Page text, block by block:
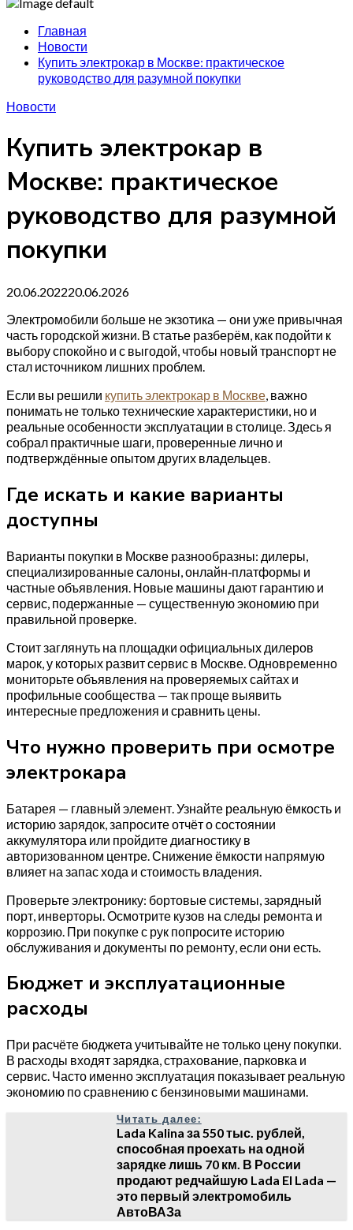
Главная
Новости
Купить электрокар в Москве: практическое
руководство для разумной покупки
Новости
Купить электрокар в
Москве: практическое
руководство для разумной
покупки
20.06.202220.06.2026
Электромобили больше не экзотика — они уже привычная
часть городской жизни. В статье разберём, как подойти к
выбору спокойно и с выгодой, чтобы новый транспорт не
стал источником лишних проблем.
Если вы решили купить электрокар в Москве, важно
понимать не только технические характеристики, но и
реальные особенности эксплуатации в столице. Здесь я
собрал практичные шаги, проверенные лично и
подтверждённые опытом других владельцев.
Где искать и какие варианты
доступны
Варианты покупки в Москве разнообразны: дилеры,
специализированные салоны, онлайн‑платформы и
частные объявления. Новые машины дают гарантию и
сервис, подержанные — существенную экономию при
правильной проверке.
Стоит заглянуть на площадки официальных дилеров
марок, у которых развит сервис в Москве. Одновременно
мониторьте объявления на проверяемых сайтах и
профильные сообщества — так проще выявить
интересные предложения и сравнить цены.
Что нужно проверить при осмотре
электрокара
Батарея — главный элемент. Узнайте реальную ёмкость и
историю зарядок, запросите отчёт о состоянии
аккумулятора или пройдите диагностику в
авторизованном центре. Снижение ёмкости напрямую
влияет на запас хода и стоимость владения.
Проверьте электронику: бортовые системы, зарядный
порт, инверторы. Осмотрите кузов на следы ремонта и
коррозию. При покупке с рук попросите историю
обслуживания и документы по ремонту, если они есть.
Бюджет и эксплуатационные
расходы
При расчёте бюджета учитывайте не только цену покупки.
В расходы входят зарядка, страхование, парковка и
сервис. Часто именно эксплуатация показывает реальную
экономию по сравнению с бензиновыми машинами.
Читать далее:
Lada Kalina за 550 тыс. рублей,
способная проехать на одной
зарядке лишь 70 км. В России
продают редчайшую Lada El Lada —
это первый электромобиль
АвтоВАЗа